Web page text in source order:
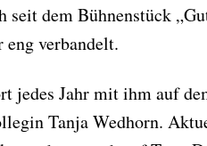
seit dem Bühnenstück
verbandelt.
jedes Jahr mit ihm auf
Tanja Wedhorn.